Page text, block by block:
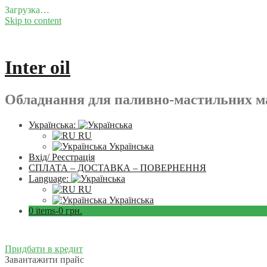
Загрузка…
Skip to content
Inter oil
Обладнання для паливно-мастильних
Українська:
RU
Українська
Вхід/ Реєстрація
СПЛАТА – ДОСТАВКА – ПОВЕРНЕННЯ
Language:
RU
Українська
0 items-0 грн.
Придбати в кредит
Завантажити прайс